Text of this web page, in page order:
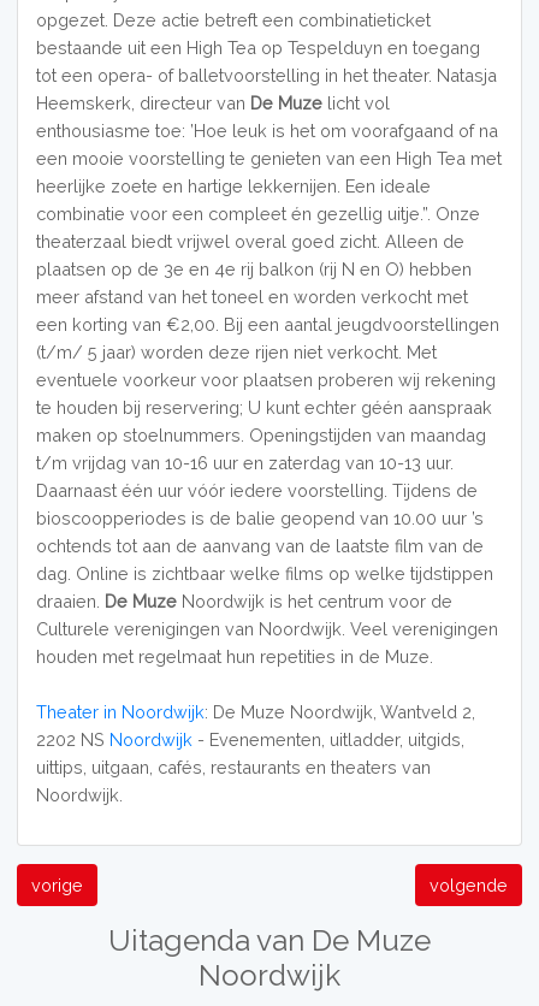
opgezet. Deze actie betreft een combinatieticket
bestaande uit een High Tea op Tespelduyn en toegang
tot een opera- of balletvoorstelling in het theater. Natasja
Heemskerk, directeur van De Muzelicht vol
enthousiasme toe: ’Hoe leuk is het om voorafgaand of na
een mooie voorstelling te genieten van een High Tea met
heerlijke zoete en hartige lekkernijen. Een ideale
combinatie voor een compleet én gezellig uitje.”. Onze
theaterzaal biedt vrijwel overal goed zicht. Alleen de
plaatsen op de 3e en 4e rij balkon (rij N en O) hebben
meer afstand van het toneel en worden verkocht met
een korting van €2,00. Bij een aantal jeugdvoorstellingen
(t/m/ 5 jaar) worden deze rijen niet verkocht. Met
eventuele voorkeur voor plaatsen proberen wij rekening
te houden bij reservering; U kunt echter géén aanspraak
maken op stoelnummers. Openingstijden van maandag
t/m vrijdag van 10-16 uur en zaterdag van 10-13 uur.
Daarnaast één uur vóór iedere voorstelling. Tijdens de
bioscoopperiodes is de balie geopend van 10.00 uur ’s
ochtends tot aan de aanvang van de laatste film van de
dag. Online is zichtbaar welke films op welke tijdstippen
draaien. De MuzeNoordwijk is het centrum voor de
Culturele verenigingen van Noordwijk. Veel verenigingen
houden met regelmaat hun repetities in de Muze.
Theater in Noordwijk: De Muze Noordwijk, Wantveld 2,
2202 NS Noordwijk - Evenementen, uitladder, uitgids,
uittips, uitgaan, cafés, restaurants en theaters van
Noordwijk.
vorige volgende
Uitagenda van De Muze
Noordwijk